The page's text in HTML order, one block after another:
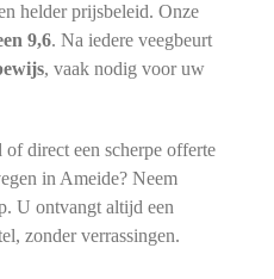
helder prijsbeleid. Onze
9,6. Na iedere veegbeurt
, vaak nodig voor uw
direct een scherpe offerte
in Ameide? Neem
U ontvangt altijd een
zonder verrassingen.